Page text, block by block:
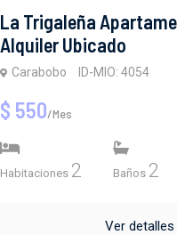
La Trigaleña
Alquiler Ubicado
Carabobo ID-MIO: 4054
$ 550/Mes
Habitaciones 2 Baños 2
Ver detalles